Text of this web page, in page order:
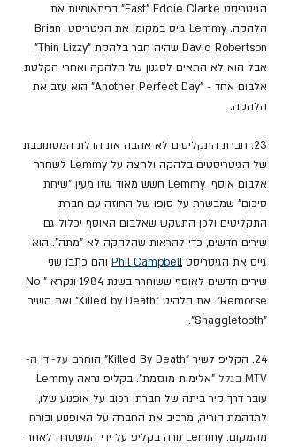
הגיטריסט Fast" Eddie Clarke" בפתאומיות את
הלהקה. Lemmy גייס במקומו את הגיטריסט Brian
David Robertson שהיה חבר בלהקת "Thin Lizzy",
אבל הוא לא התאים לסגנון של הלהקה ואחרי הקלטת
אלבום אחד - "Another Perfect Day"
הוא עזב את
הלהקה.
23. חברת התקליטים לא אהבה את הדלת המסתובבת
של הגיטריסטים בלהקה ולחצה על Lemmy לשחרר
אלבום אוסף. Lemmy חשש מאוד שזו מעין "שיחת
סיכום" שמבשרת על סופו של החוזה עם חברת
התקליטים ולכן התעקש שאלבום האוסף יכלול גם
שירים חדשים, כדי להראות שהלהקה לא "מתה". הוא
גייס את הגיטריסט Phil Campbell
והם כתבו שני
שירים חדשים לאוסף ששוחרר בשנת 1984 ונקרא "No
Remorse". את הלהיט "Killed by Death" ואת השיר
"Snaggletooth".
24. הקליפ לשיר "Killed By Death" הוחרם
על-ידי ה-
MTV בגלל
עובר דרך קיר ביתה של חברתו רכוב על אופנוע שלו,
לתדהמת הוריה, מרכיב את החברה על האופנוע ובורח
מהמקום. Lemmy נורה בקליפ על ידי המשטרה לאחר